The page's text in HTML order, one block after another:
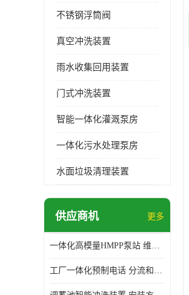
不锈钢浮筒阀
真空冲洗装置
雨水收集回用装置
门式冲洗装置
智能一体化灌溉泵房
一体化污水处理泵房
水面垃圾清理装置
供应商机 更多
一体化高模量HMPP泵站 维护方便 实现远距离输送
工厂一体化预制电话 分流和调节 可以截留固体废物